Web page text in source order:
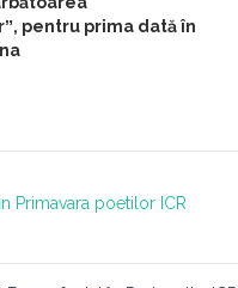
pentru prima dată în
Primavara poetilor ICR